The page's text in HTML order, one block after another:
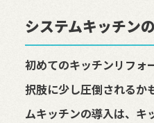
システムキッチン
初めてのキッチンリフォ
択肢に少し圧倒されるか
ムキッチンの導入は、キ